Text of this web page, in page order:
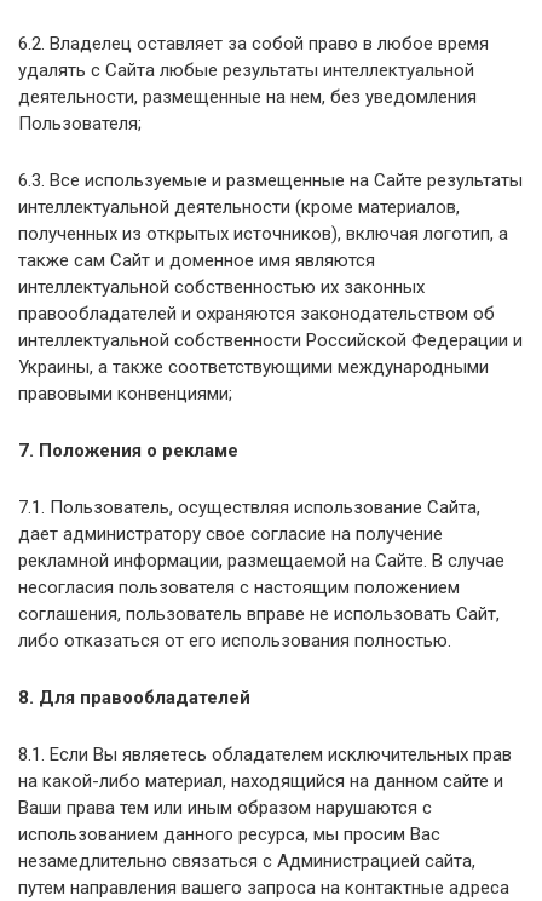
6.2. Владелец оставляет за собой право в любое время
удалять с Сайта любые результаты интеллектуальной
деятельности, размещенные на нем, без уведомления
Пользователя;
6.3. Все используемые и размещенные на Сайте результаты
интеллектуальной деятельности (кроме материалов,
полученных из открытых источников), включая логотип, а
также сам Сайт и доменное имя являются
интеллектуальной собственностью их законных
правообладателей и охраняются законодательством об
интеллектуальной собственности Российской Федерации и
Украины, а также соответствующими международными
правовыми конвенциями;
7. Положения о рекламе
7.1. Пользователь, осуществляя использование Сайта,
дает администратору свое согласие на получение
рекламной информации, размещаемой на Сайте. В случае
несогласия пользователя с настоящим положением
соглашения, пользователь вправе не использовать Сайт,
либо отказаться от его использования полностью.
8. Для правообладателей
8.1. Если Вы являетесь обладателем исключительных прав
на какой-либо материал, находящийся на данном сайте и
Ваши права тем или иным образом нарушаются с
использованием данного ресурса, мы просим Вас
незамедлительно связаться с Администрацией сайта,
путем направления вашего запроса на контактные адреса